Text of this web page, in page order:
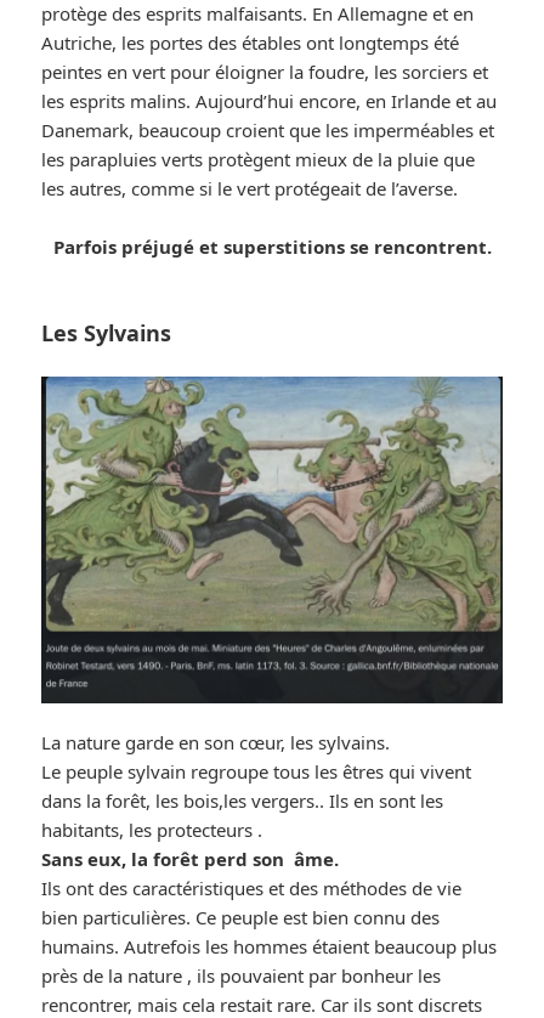
protège des esprits malfaisants. En Allemagne et en
Autriche, les portes des étables ont longtemps été
peintes en vert pour éloigner la foudre, les sorciers et
les esprits malins. Aujourd’hui encore, en Irlande et au
Danemark, beaucoup croient que les imperméables et
les parapluies verts protègent mieux de la pluie que
les autres, comme si le vert protégeait de l’averse.
Parfois préjugé et superstitions se rencontrent.
Les Sylvains
La nature garde en son cœur, les sylvains.
Le peuple sylvain regroupe tous les êtres qui vivent
dans la forêt, les bois,les vergers.. Ils en sont les
habitants, les protecteurs .
Sans eux, la forêt perd son âme.
Ils ont des caractéristiques et des méthodes de vie
bien particulières. Ce peuple est bien connu des
humains. Autrefois les hommes étaient beaucoup plus
près de la nature , ils pouvaient par bonheur les
rencontrer, mais cela restait rare. Car ils sont discrets